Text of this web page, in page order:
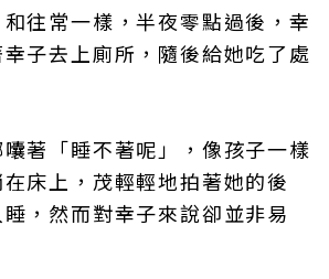
往常一樣，半夜零點過後，幸
子去上廁所，隨後給她吃了處
著「睡不著呢」，像孩子一樣
床上，茂輕輕地拍著她的後
，然而對幸子來說卻並非易